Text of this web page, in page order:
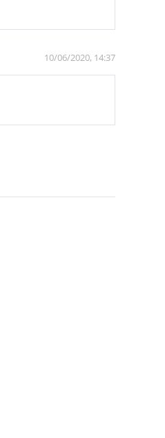
10/06/2020, 14:37